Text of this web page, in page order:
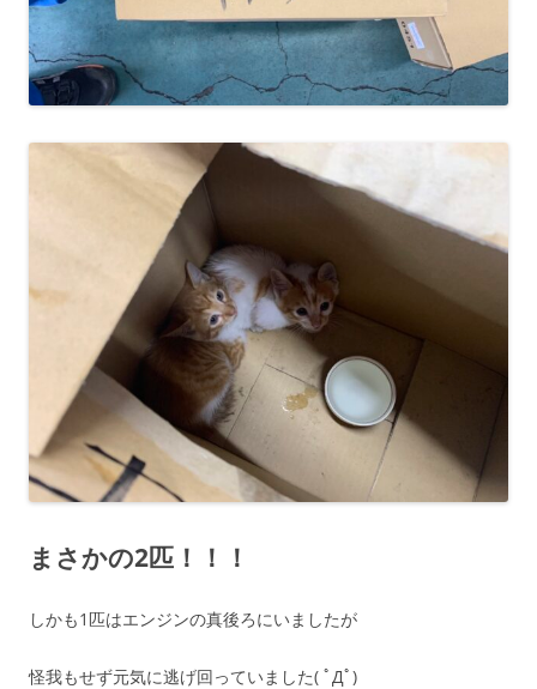
まさかの2匹！！！
しかも1匹はエンジンの真後ろにいましたが
怪我もせず元気に逃げ回っていました( ﾟДﾟ)